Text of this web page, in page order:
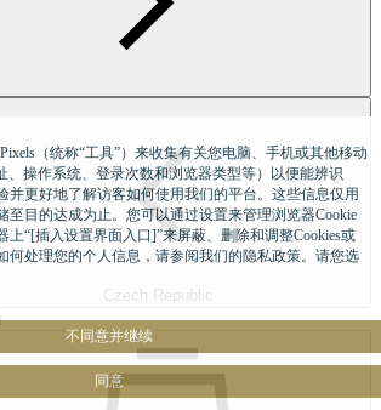
Czech Republic
（统称“工具”）来收集有关您电脑、手机或其他移动
、操作系统、登录次数和浏览器类型等）以便能辨识
并更好地了解访客如何使用我们的平台。这些信息仅用
至目的达成为止。您可以通过设置来管理浏览器Cookie
上“[插入设置界面入口]”来屏蔽、删除和调整Cookies或
何处理您的个人信息，请参阅我们的隐私政策。请您选
不同意并继续
同意